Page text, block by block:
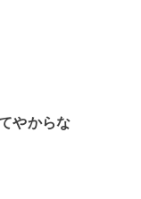
やからな